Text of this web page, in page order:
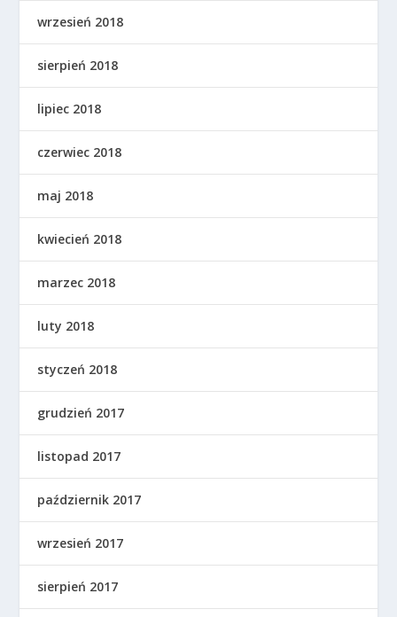
wrzesień 2018
sierpień 2018
lipiec 2018
czerwiec 2018
maj 2018
kwiecień 2018
marzec 2018
luty 2018
styczeń 2018
grudzień 2017
listopad 2017
październik 2017
wrzesień 2017
sierpień 2017